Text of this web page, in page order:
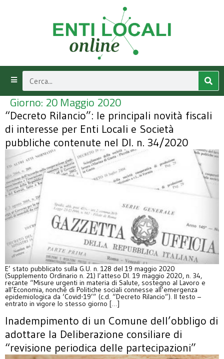
Giorno: 20 Maggio 2020
“Decreto Rilancio”: le principali novità fiscali
di interesse per Enti Locali e Società
pubbliche contenute nel Dl. n. 34/2020
E’ stato pubblicato sulla G.U. n. 128 del 19 maggio 2020
(Supplemento Ordinario n. 21) l’atteso Dl. 19 maggio 2020, n. 34,
recante “Misure urgenti in materia di Salute, sostegno al Lavoro e
all’Economia, nonché di Politiche sociali connesse all’emergenza
epidemiologica da ‘Covid-19’” (c.d. “Decreto Rilancio”). Il testo –
entrato in vigore lo stesso giorno […]
Inadempimento di un Comune dell’obbligo di
adottare la Deliberazione consiliare di
“revisione periodica delle partecipazioni”